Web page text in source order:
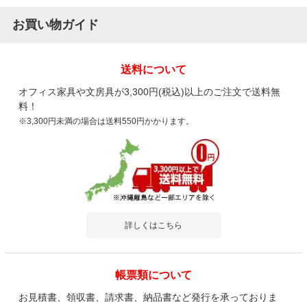
お買い物ガイド
送料について
オフィス家具や文房具が3,300円(税込)以上のご注文で送料無
料！
※3,300円未満の場合は送料550円かかります。
詳しくはこちら
帳票類について
お見積書、領収書、請求書、納品書など発行を承っておりま